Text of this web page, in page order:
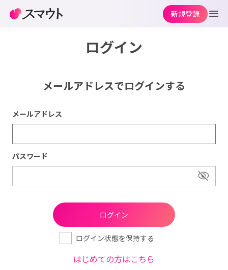
ログイン
メールアドレスでログインする
メールアドレス
パスワード
ログイン状態を保持する
はじめての方はこちら
新規登録